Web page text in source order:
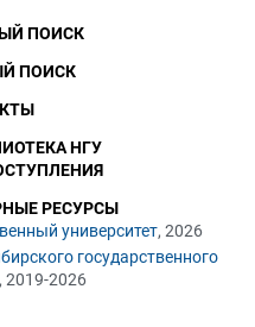
университет, 2026
государственного
, 2019-2026
ПОИСК
ПОИСК
НГУ
РЕСУРСЫ